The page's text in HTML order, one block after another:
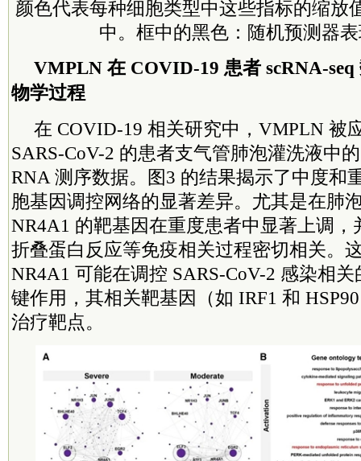
颜色代表每种细胞类型中这些指标的缩放
中。框中的黑色：随机预测器
VMPLN 在 COVID-19 患者 scRNA-
物学过程
在 COVID-19 相关研究中，VMPLN 被
SARS-CoV-2 的患者支气管肺泡灌洗液中
RNA 测序数据。图3 的结果揭示了中度和
胞基因调控网络的显著差异。尤其是在肺
NR4A1 的靶基因在重度患者中显著上调，
折叠蛋白反应等免疫相关过程密切相关。
NR4A1 可能在调控 SARS-CoV-2 感染相
键作用，其相关靶基因（如 IRF1 和
治疗靶点。